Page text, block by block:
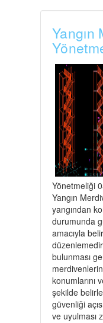
Yangın
Yönetmeliği
Yangın
yangından
durumunda
amacıyla
bulunması
konumlarını
şekilde
güvenliği
ve uyulması